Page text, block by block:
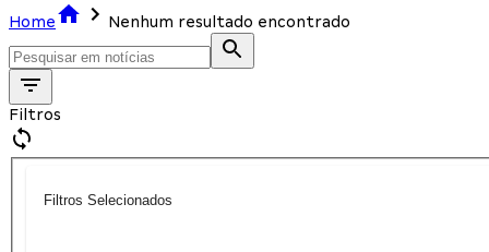
Home
Nenhum resultado encontrado
Filtros
Filtros Selecionados